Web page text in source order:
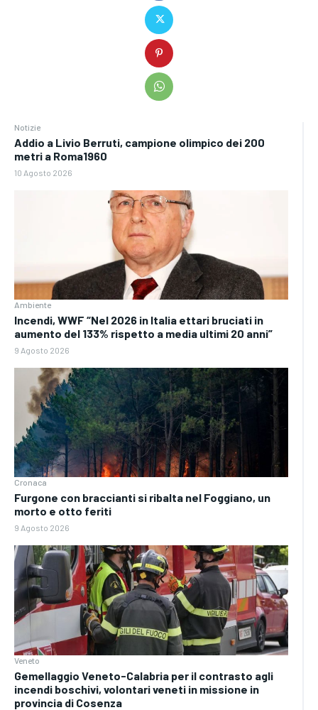
Notizie
Addio a Livio Berruti, campione olimpico dei 200
metri a Roma1960
10 Agosto 2026
Ambiente
Incendi, WWF “Nel 2026 in Italia ettari bruciati in
aumento del 133% rispetto a media ultimi 20 anni”
9 Agosto 2026
Cronaca
Furgone con braccianti si ribalta nel Foggiano, un
morto e otto feriti
9 Agosto 2026
Veneto
Gemellaggio Veneto-Calabria per il contrasto agli
incendi boschivi, volontari veneti in missione in
provincia di Cosenza